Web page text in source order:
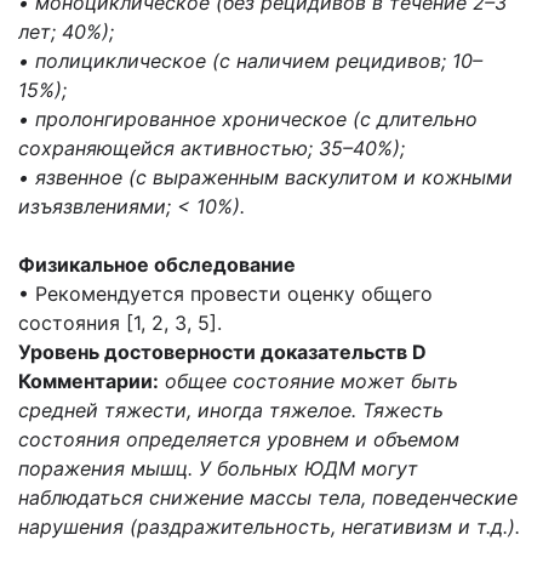
лет; 40%);
• полициклическое (с наличием рецидивов; 10–
15%);
• пролонгированное хроническое (с длительно
сохраняющейся активностью; 35–40%);
• язвенное (с выраженным васкулитом и кожными
изъязвлениями; < 10%).
Физикальное обследование
• Рекомендуется провести оценку общего
состояния [1, 2, 3, 5].
Уровень достоверности доказательств D
Комментарии: общее состояние может быть
средней тяжести, иногда тяжелое. Тяжесть
состояния определяется уровнем и объемом
поражения мышц. У больных ЮДМ могут
наблюдаться снижение массы тела, поведенческие
нарушения (раздражительность, негативизм и т.д.).